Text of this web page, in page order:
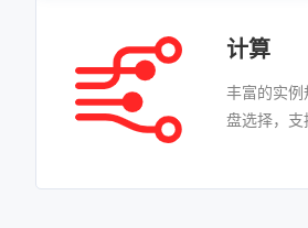
计算
丰富的实
盘选择，支